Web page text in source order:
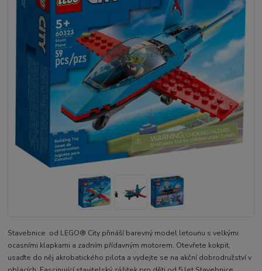
Stavebnice od LEGO® City přináší barevný model letounu s velkými
ocasními klapkami a zadním přídavným motorem. Otevřete kokpit,
usaďte do něj akrobatického pilota a vydejte se na akční dobrodružství v